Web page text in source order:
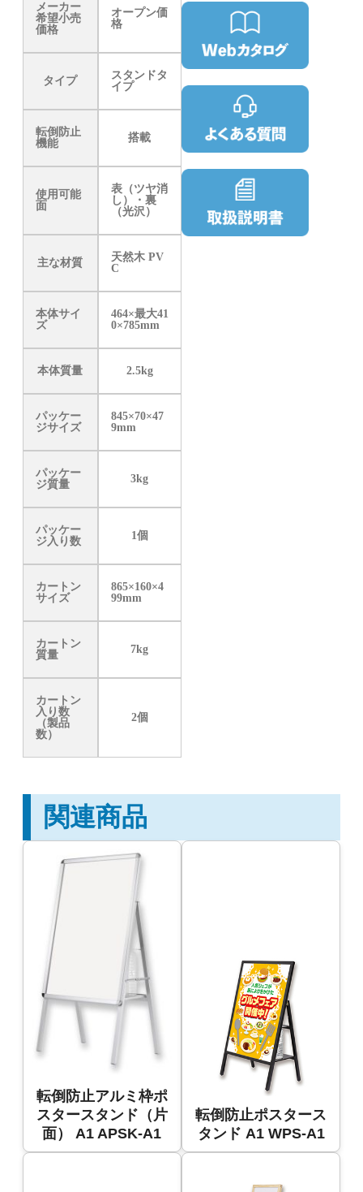
メーカー
希望小売
価格
オープン価
格
タイプ
スタンドタ
イプ
転倒防止
機能
搭載
使用可能
面
表（ツヤ消
し）・裏
（光沢）
主な材質
天然木 PV
C
本体サイ
ズ
464×最大41
0×785mm
本体質量 2.5kg
パッケー
ジサイズ
845×70×47
9mm
パッケー
ジ質量
3kg
パッケー
ジ入り数
1個
カートン
サイズ
865×160×4
99mm
カートン
質量
7kg
カートン
入り数
（製品
数）
2個
関連商品
転倒防止アルミ枠ポ
スタースタンド（片
面） A1 APSK-A1
転倒防止ポスタース
タンド A1 WPS-A1